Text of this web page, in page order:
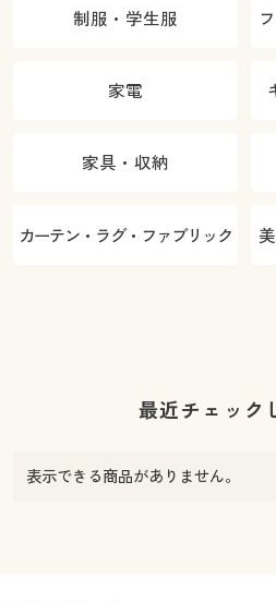
制服・学生服
家電
家具・収納
カーテン・ラグ・ファブリック
最近チェック
表示できる商品がありません。